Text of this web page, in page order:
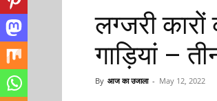
लग्जरी
गाड़ियां –
By आज का उजाला - May 12, 2022